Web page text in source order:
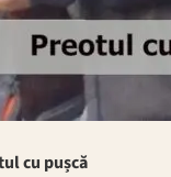
cu pușcă